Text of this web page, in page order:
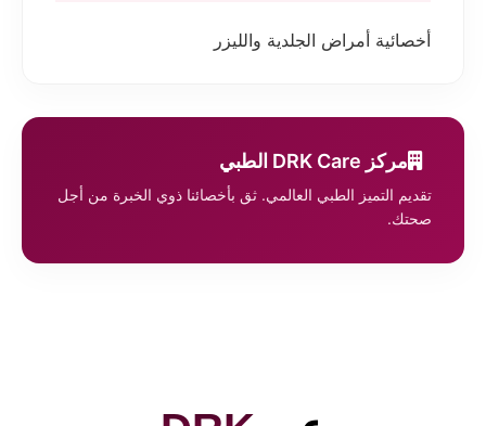
أخصائية أمراض الجلدية والليزر
مركز DRK Care الطبي
تقديم التميز الطبي العالمي. ثق بأخصائنا ذوي الخبرة من أجل
صحتك.